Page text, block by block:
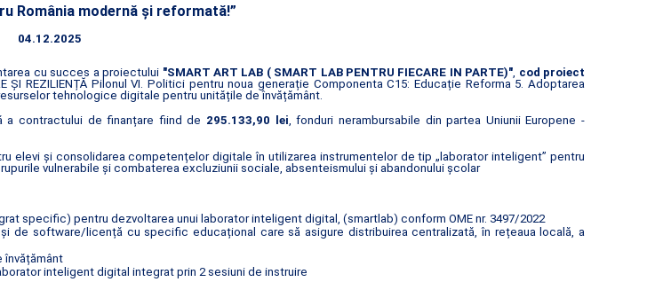
România modernă și reformată!”
04.12.2025
cu succes a proiectului "SMART ART LAB ( SMART LAB PENTRU FIECARE IN PARTE)", cod proiect
ȘI REZILIENȚĂ Pilonul VI. Politici pentru noua generație Componenta C15: Educație Reforma 5. Adoptarea
tehnologice digitale pentru unitățile de învățământ.
a contractului de finanțare fiind de 295.133,90 lei, fonduri nerambursabile din partea Uniunii Europene -
elevi și consolidarea competențelor digitale în utilizarea instrumentelor de tip „laborator inteligent” pentru
vulnerabile și combaterea excluziunii sociale, absenteismului și abandonului școlar
specific) pentru dezvoltarea unui laborator inteligent digital, (smartlab) conform OME nr. 3497/2022
de software/licență cu specific educațional care să asigure distribuirea centralizată, în rețeaua locală, a
învățământ
inteligent digital integrat prin 2 sesiuni de instruire